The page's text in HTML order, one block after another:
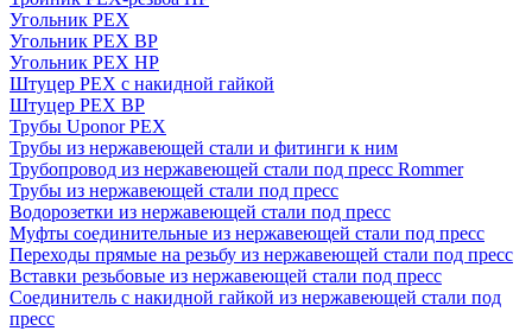
Угольник PEX
Угольник PEX ВР
Угольник PEX НР
Штуцер PEX c накидной гайкой
Штуцер PEX ВР
Трубы Uponor PEX
Трубы из нержавеющей стали и фитинги к ним
Трубопровод из нержавеющей стали под пресс Rommer
Трубы из нержавеющей стали под пресс
Водорозетки из нержавеющей стали под пресс
Муфты соединительные из нержавеющей стали под пресс
Переходы прямые на резьбу из нержавеющей стали под пресс
Вставки резьбовые из нержавеющей стали под пресс
Соединитель с накидной гайкой из нержавеющей стали под
пресс